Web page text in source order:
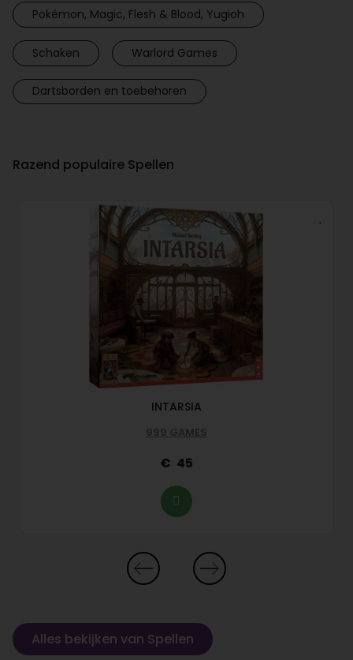
Pokémon, Magic, Flesh & Blood, Yugioh
Schaken Warlord Games
Dartsborden en toebehoren
Razend populaire Spellen
INTARSIA
999 GAMES
45
Alles bekijken van Spellen